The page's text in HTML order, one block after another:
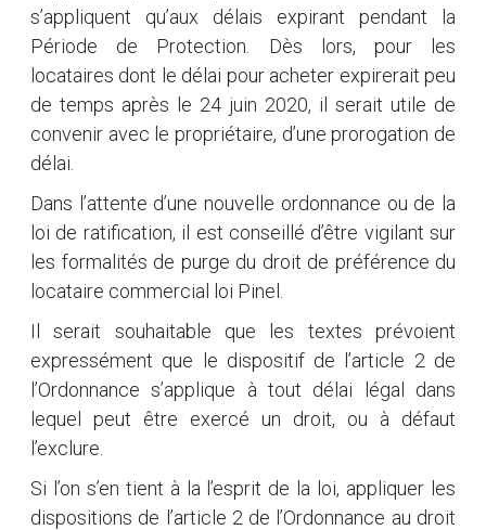
s’appliquent qu’aux délais expirant pendant la
Période de Protection. Dès lors, pour les
locataires dont le délai pour acheter expirerait peu
de temps après le 24 juin 2020, il serait utile de
convenir avec le propriétaire, d’une prorogation de
délai.
Dans l’attente d’une nouvelle ordonnance ou de la
loi de ratification, il est conseillé d’être vigilant sur
les formalités de purge du droit de préférence du
locataire commercial loi Pinel.
Il serait souhaitable que les textes prévoient
expressément que le dispositif de l’article 2 de
l’Ordonnance s’applique à tout délai légal dans
lequel peut être exercé un droit, ou à défaut
l’exclure.
Si l’on s’en tient à la l’esprit de la loi, appliquer les
dispositions de l’article 2 de l’Ordonnance au droit